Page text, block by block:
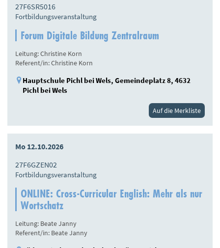
27F6SR5016
Fortbildungsveranstaltung
Forum Digitale Bildung Zentralraum
Leitung: Christine Korn
Referent/in: Christine Korn
Hauptschule Pichl bei Wels, Gemeindeplatz 8, 4632
Pichl bei Wels
Auf die Merkliste
Mo 12.10.2026
27F6GZEN02
Fortbildungsveranstaltung
ONLINE: Cross-Curricular English: Mehr als nur
Wortschatz
Leitung: Beate Janny
Referent/in: Beate Janny